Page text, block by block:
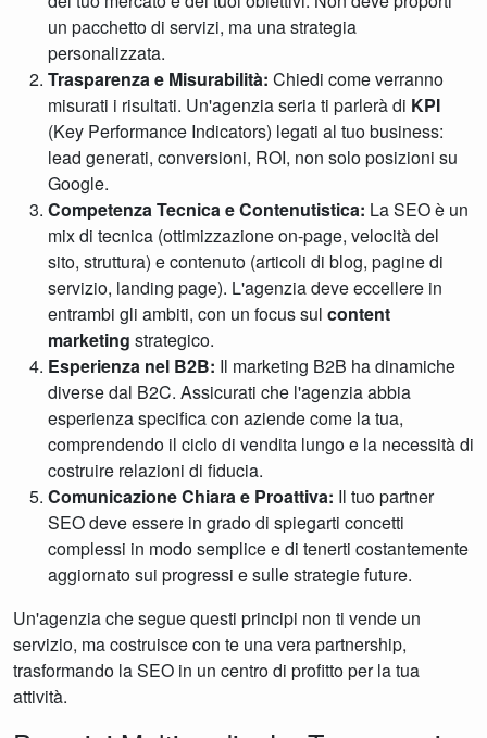
un pacchetto di servizi, ma una strategia
personalizzata.
Trasparenza e Misurabilità: Chiedi come verranno
misurati i risultati. Un'agenzia seria ti parlerà di KPI
(Key Performance Indicators) legati al tuo business:
lead generati, conversioni, ROI, non solo posizioni su
Google.
Competenza Tecnica e Contenutistica: La SEO è un
mix di tecnica (ottimizzazione on-page, velocità del
sito, struttura) e contenuto (articoli di blog, pagine di
servizio, landing page). L'agenzia deve eccellere in
entrambi gli ambiti, con un focus sul content
marketing strategico.
Esperienza nel B2B: Il marketing B2B ha dinamiche
diverse dal B2C. Assicurati che l'agenzia abbia
esperienza specifica con aziende come la tua,
comprendendo il ciclo di vendita lungo e la necessità di
costruire relazioni di fiducia.
Comunicazione Chiara e Proattiva: Il tuo partner
SEO deve essere in grado di spiegarti concetti
complessi in modo semplice e di tenerti costantemente
aggiornato sui progressi e sulle strategie future.
Un'agenzia che segue questi principi non ti vende un
servizio, ma costruisce con te una vera partnership,
trasformando la SEO in un centro di profitto per la tua
attività.